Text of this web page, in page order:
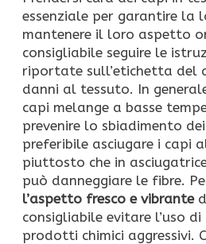
essenziale per garantire la
mantenere il loro aspetto
consigliabile seguire le
riportate sull’etichetta del
danni al tessuto. In
capi melange a basse
prevenire lo sbiadimento
preferibile asciugare i capi
piuttosto che in
può danneggiare le fibre.
l’aspetto fresco e vibrante
consigliabile evitare l’uso di
prodotti chimici aggressivi.